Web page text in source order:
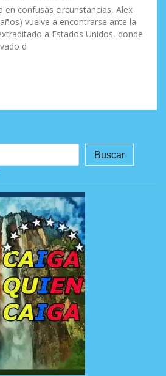
en confusas circunstancias, Alex
vuelve a encontrarse ante la
a Estados Unidos, donde
d
Buscar